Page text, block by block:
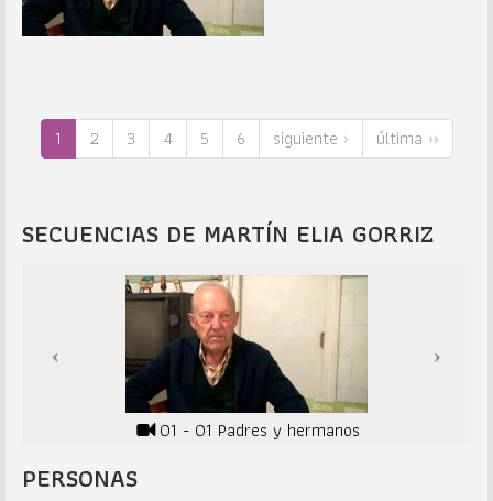
1 2 3 4 5 6 siguiente › última ››
SECUENCIAS DE MARTÍN ELIA GORRIZ
01 - 01 Padres y hermanos
PERSONAS